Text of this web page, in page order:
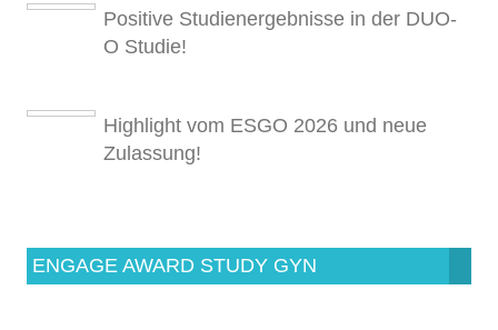
Positive Studienergebnisse in der DUO-
O Studie!
Highlight vom ESGO 2026 und neue
Zulassung!
ENGAGE AWARD STUDY GYN